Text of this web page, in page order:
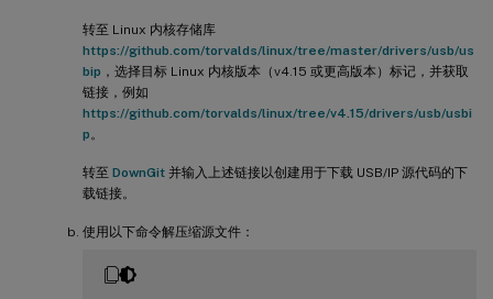
转至 Linux 内核存储库
https://github.com/torvalds/linux/tree/master/drivers/usb/us
bip ，选择目标 Linux 内核版本（v4.15 或更高版本）标记，并获取
链接，例如
https://github.com/torvalds/linux/tree/v4.15/drivers/usb/usbi
p 。
转至 DownGit 并输入上述链接以创建用于下载 USB/IP 源代码的下
载链接。
使用以下命令解压缩源文件：